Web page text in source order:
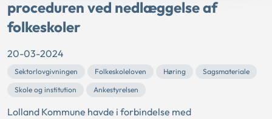
proceduren ved nedlæggelse af
folkeskoler
20-03-2024
Sektorlovgivningen Folkeskoleloven Høring
Sagsmateriale
Skole og institution
Ankestyrelsen
Lolland Kommune havde i forbindelse med